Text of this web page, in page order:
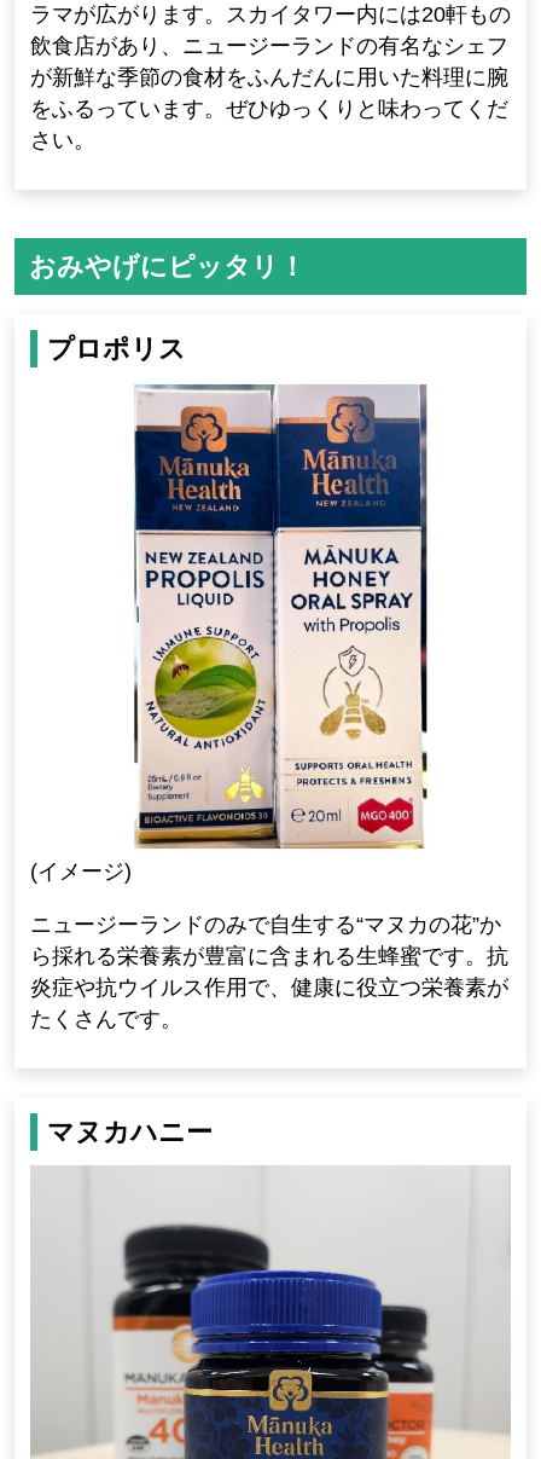
ラマが広がります。スカイタワー内には20軒もの
飲食店があり、ニュージーランドの有名なシェフ
が新鮮な季節の食材をふんだんに用いた料理に腕
をふるっています。ぜひゆっくりと味わってくだ
さい。
おみやげにピッタリ！
プロポリス
(イメージ)
ニュージーランドのみで自生する“マヌカの花”か
ら採れる栄養素が豊富に含まれる生蜂蜜です。抗
炎症や抗ウイルス作用で、健康に役立つ栄養素が
たくさんです。
マヌカハニー